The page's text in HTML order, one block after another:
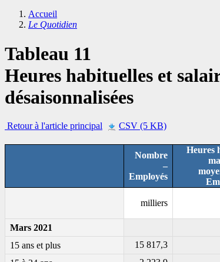
Accueil
Le Quotidien
Tableau 11
Heures habituelles et
désaisonnalisées
Retour à l'article principal CSV (5 KB)
Nombre
–
Employés
Heures
milliers
Mars 2021
15 ans et plus
15 817,3